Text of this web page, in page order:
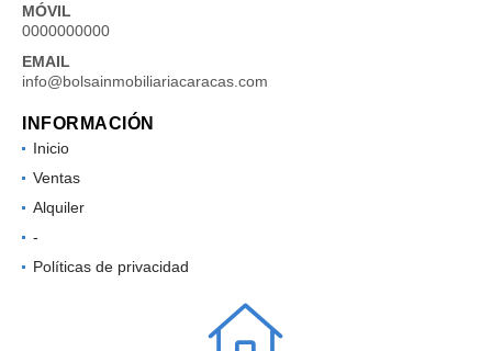
MÓVIL
0000000000
EMAIL
info@bolsainmobiliariacaracas.com
INFORMACIÓN
Inicio
Ventas
Alquiler
-
Políticas de privacidad